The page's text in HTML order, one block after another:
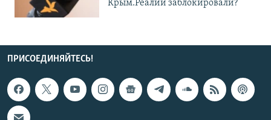
Крым.Реалии заблокировали?
ПРИСОЕДИНЯЙТЕСЬ!